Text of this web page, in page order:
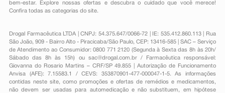
bem-estar. Explore nossas ofertas e descubra o cuidado que você merece!
Confira todas as categorias do site.
Drogal Farmacêutica LTDA | CNPJ: 54.375.647/0066-72 | IE: 535.412.860.113 | Rua
São João, 909 - Bairro Alto - Piracicaba/São Paulo, CEP: 13416-585 | SAC – Serviço
de Atendimento ao Consumidor: 0800 771 2120 (Segunda à Sexta das 8h às 20h/
Sábado das 8h às 15h) ou sac@drogal.com.br/ Farmacêutica responsável:
Giovanna do Rosario Martins – CRF/SP 49.855 | Autorização de Funcionamento
Anvisa (AFE): 7.15583.1 / CEVS: 353870901-477-000047-1-5. As informações
contidas neste site, como promoções e ofertas de remédios e medicamentos,
não devem ser usadas para automedicação e não substituem, em hipótese